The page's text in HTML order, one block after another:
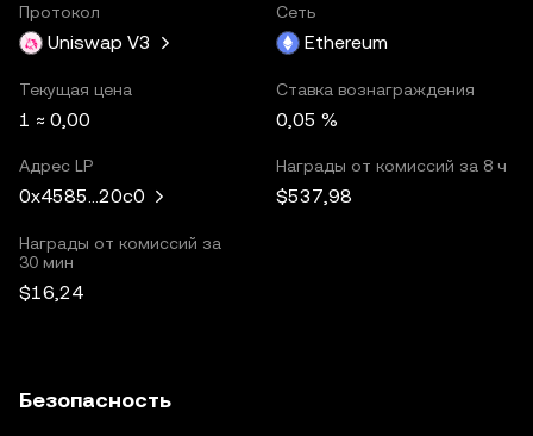
Протокол
Uniswap V3
Сеть
Ethereum
Текущая цена
1 ≈ 0,00
Ставка вознаграждения
0,05 %
Адрес LP
0x4585...20c0
Награды от комиссий за 8 ч
$537,98
Награды от комиссий за
30 мин
$16,24
Безопасность